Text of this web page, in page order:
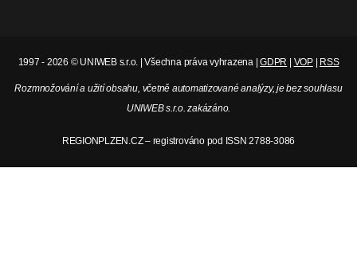
1997 - 2026 © UNIWEB s.r.o. | Všechna práva vyhrazena |GDPR | VOP| RSS
Rozmnožování a užití obsahu, včetně automatizované analýzy, je bez souhlasu
UNIWEB s.r.o. zakázáno.
REGIONPLZEN.CZ – registrováno pod ISSN 2788-3086